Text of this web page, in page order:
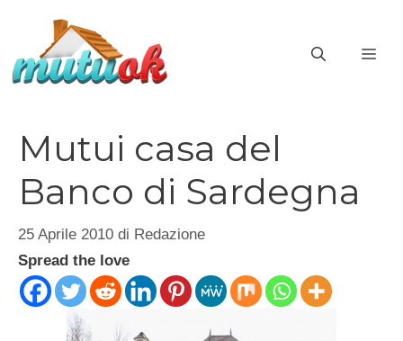
contenuto
Mutui casa del
Banco di Sardegna
25 Aprile 2010 di Redazione
Spread the love